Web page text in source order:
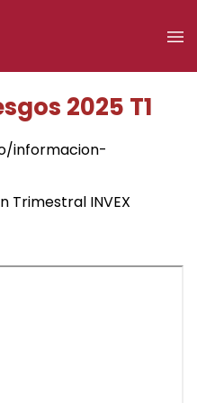
2025 T1
informacion-
Trimestral INVEX